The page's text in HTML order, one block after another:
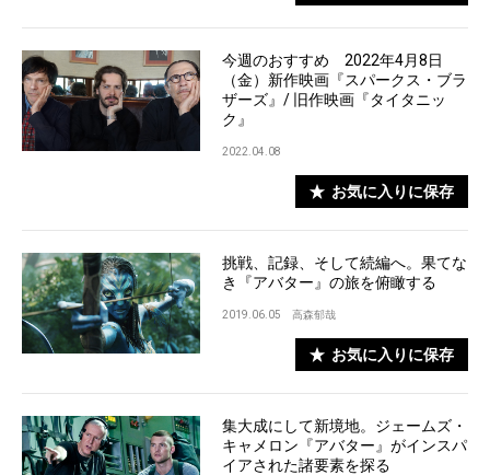
今週のおすすめ 2022年4月8日
（金）新作映画『スパークス・ブラ
ザーズ』/ 旧作映画『タイタニッ
ク』
2022.04.08
お気に入りに保存
挑戦、記録、そして続編へ。果てな
き『アバター』の旅を俯瞰する
2019.06.05 高森郁哉
お気に入りに保存
集大成にして新境地。ジェームズ・
キャメロン『アバター』がインスパ
イアされた諸要素を探る